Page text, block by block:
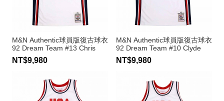
M&N Authentic球員版復古球衣
92 Dream Team #13 Chris
Mullin
NT$9,980
M&N Authentic球員版復古球衣
92 Dream Team #10 Clyde
Drexler
NT$9,980